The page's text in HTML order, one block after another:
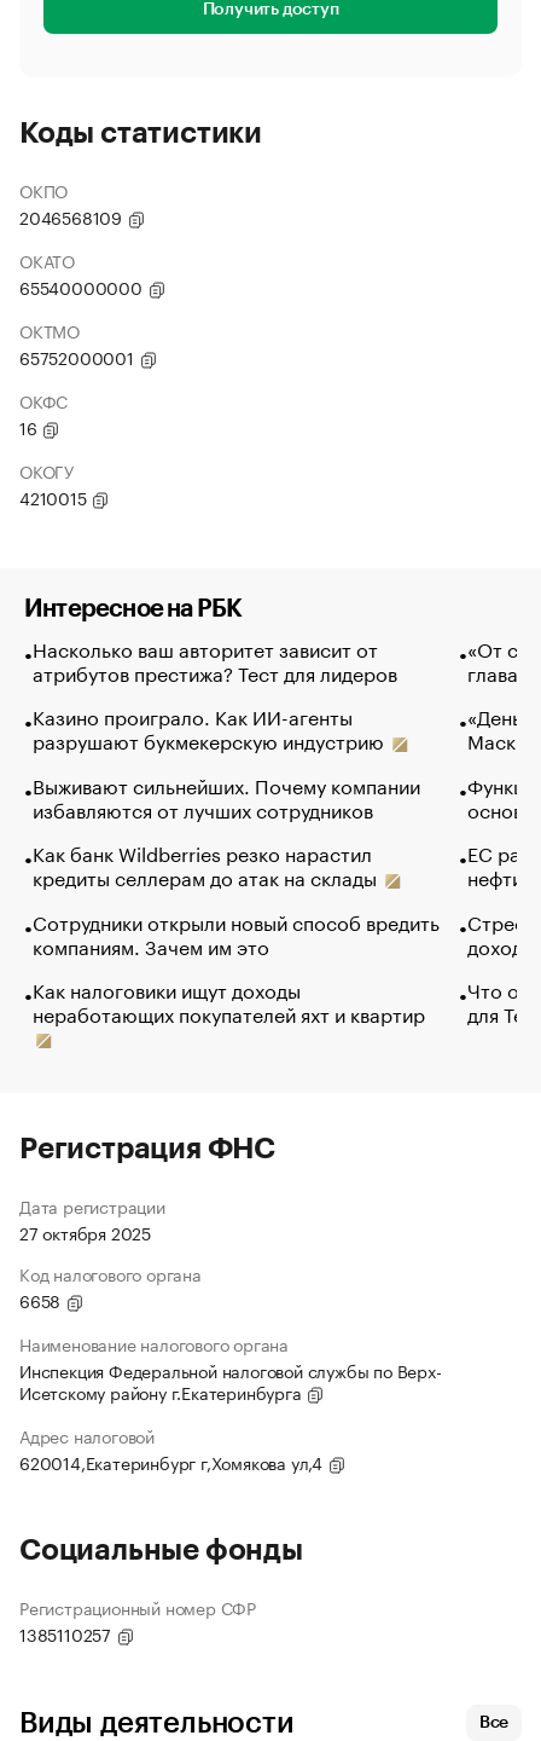
Получить доступ
Коды статистики
ОКПО
2046568109
ОКАТО
65540000000
ОКТМО
65752000001
ОКФС
16
ОКОГУ
4210015
Интересное на РБК
Насколько ваш авторитет зависит от
атрибутов престижа? Тест для лидеров
Казино проиграло. Как ИИ-агенты
разрушают букмекерскую индустрию
Выживают сильнейших. Почему компании
избавляются от лучших сотрудников
Как банк Wildberries резко нарастил
кредиты селлерам до атак на склады
Сотрудники открыли новый способ вредить
компаниям. Зачем им это
Как налоговики ищут доходы
неработающих покупателей яхт и квартир
«От
глава
Маск в
основ
ЕС
нефти
Что
для
Регистрация ФНС
Дата регистрации
27 октября 2025
Код налогового органа
6658
Наименование налогового органа
Инспекция Федеральной налоговой службы по Верх-
Исетскому району г.Екатеринбурга
Адрес налоговой
620014,Екатеринбург г,Хомякова ул,4
Социальные фонды
Регистрационный номер СФР
1385110257
Виды деятельности Все